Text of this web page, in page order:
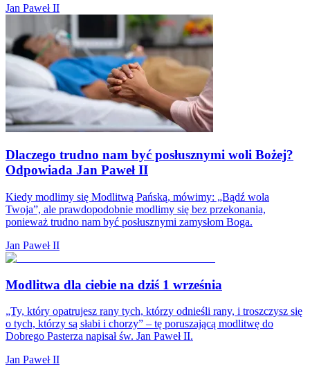
Jan Paweł II
Dlaczego trudno nam być posłusznymi woli Bożej?
Odpowiada Jan Paweł II
Kiedy modlimy się Modlitwą Pańską, mówimy: „Bądź wola
Twoja”, ale prawdopodobnie modlimy się bez przekonania,
ponieważ trudno nam być posłusznymi zamysłom Boga.
Jan Paweł II
Modlitwa dla ciebie na dziś 1 września
„Ty, który opatrujesz rany tych, którzy odnieśli rany, i troszczysz się
o tych, którzy są słabi i chorzy” – tę poruszającą modlitwę do
Dobrego Pasterza napisał św. Jan Paweł II.
Jan Paweł II